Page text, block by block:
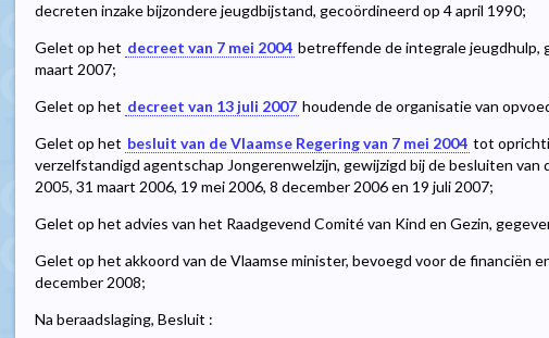
decreten inzake bijzondere jeugdbijstand, gecoördineerd op 4 april 1990;
Gelet op het decreet van 7 mei 2004 betreffende de integrale jeugdhulp,
maart 2007;
Gelet op het decreet van 13 juli 2007 houdende de organisatie van
Gelet op het besluit van de Vlaamse Regering van 7 mei 2004 tot
verzelfstandigd agentschap Jongerenwelzijn, gewijzigd bij de besluiten van
2005, 31 maart 2006, 19 mei 2006, 8 december 2006 en 19 juli 2007;
Gelet op het advies van het Raadgevend Comité van Kind en Gezin,
Gelet op het akkoord van de Vlaamse minister, bevoegd voor de financiën
december 2008;
Na beraadslaging, Besluit :